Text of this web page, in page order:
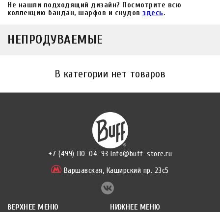
Не нашли подходящий дизайн? Посмотрите всю
коллекцию бандан, шарфов и снудов здесь.
НЕПРОДУВАЕМЫЕ
В категории нет товаров
+7 (499) 110-04-93 info@buff-store.ru
Варшавская, Каширский пр. 23с5
ВЕРХНЕЕ МЕНЮ
НИЖНЕЕ МЕНЮ